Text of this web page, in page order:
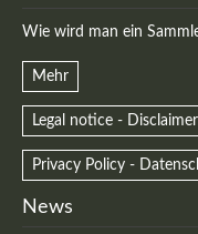
Wie wird man ein
Mehr
Legal notice - Disclaimer
Privacy Policy -
News
Login
Benutzername
Passwort